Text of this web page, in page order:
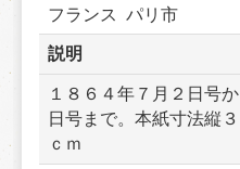
フランス  パリ市
説明
１８６４年７月２日号
日号まで。本紙寸法縦
ｃｍ